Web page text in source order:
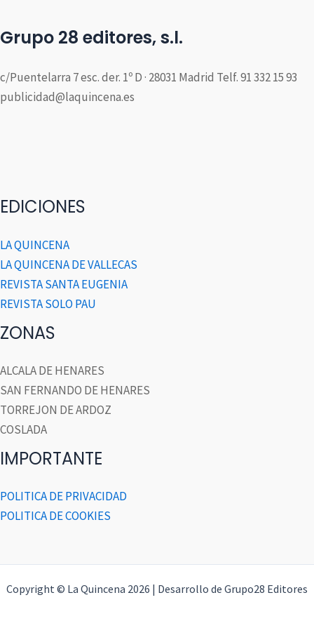
Grupo 28 editores, s.l.
c/Puentelarra 7 esc. der. 1º D · 28031 Madrid Telf. 91 332 15 93
publicidad@laquincena.es
EDICIONES
LA QUINCENA
LA QUINCENA DE VALLECAS
REVISTA SANTA EUGENIA
REVISTA SOLO PAU
ZONAS
ALCALA DE HENARES
SAN FERNANDO DE HENARES
TORREJON DE ARDOZ
COSLADA
IMPORTANTE
POLITICA DE PRIVACIDAD
POLITICA DE COOKIES
Copyright © La Quincena 2026 | Desarrollo de Grupo28 Editores